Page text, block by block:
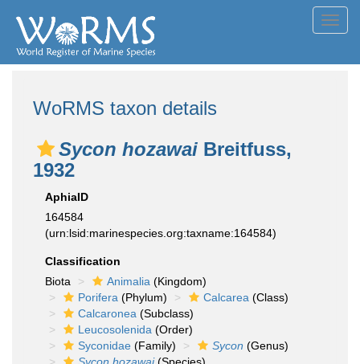
WoRMS taxon details
Sycon hozawai Breitfuss,
1932
AphiaID
164584
(urn:lsid:marinespecies.org:taxname:164584)
Classification
Biota
Animalia (Kingdom)
Porifera (Phylum) Calcarea (Class)
Calcaronea (Subclass)
Leucosolenida (Order)
Syconidae (Family) Sycon (Genus)